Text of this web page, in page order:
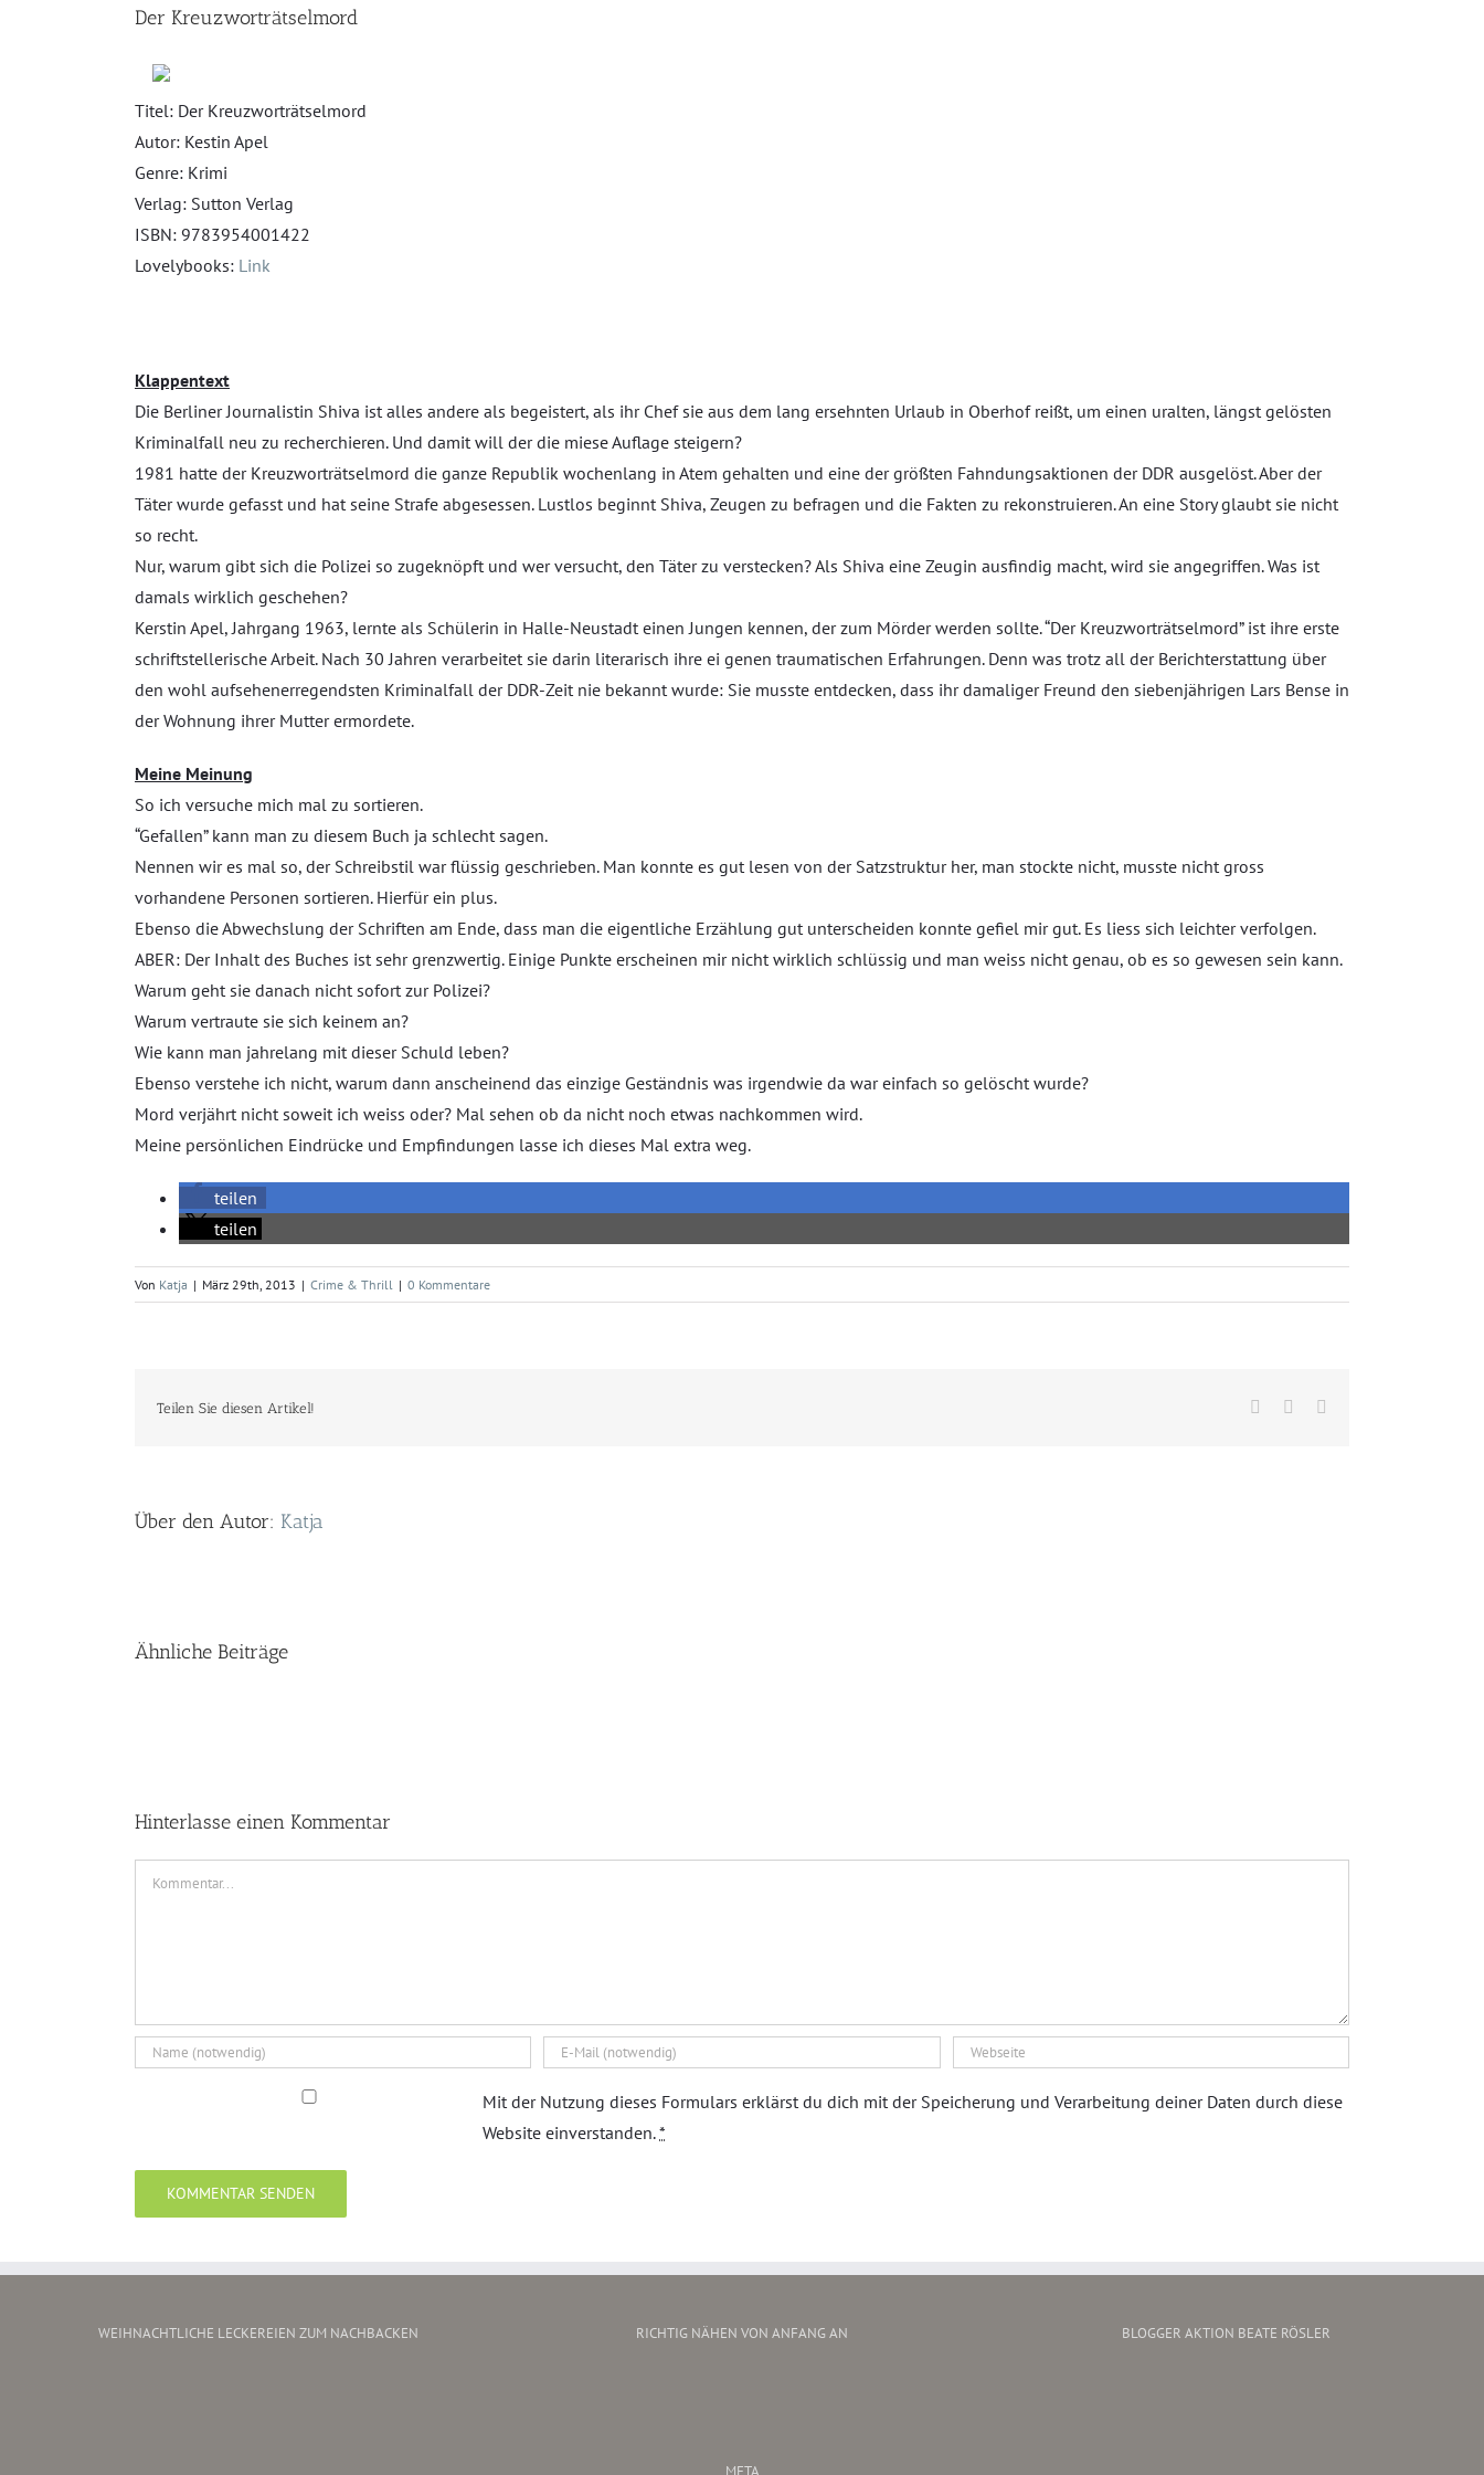
grösseres
Der Kreuzworträtselmord
Titel: Der Kreuzworträtselmord
Autor: Kestin Apel
Genre: Krimi
Verlag: Sutton Verlag
ISBN: 9783954001422
Lovelybooks: Link
Klappentext
Die Berliner Journalistin Shiva ist alles andere als begeistert, als ihr Chef sie aus dem lang ersehnten Urlaub in Oberhof reißt, um einen uralten, längst gelösten
Kriminalfall neu zu recherchieren. Und damit will der die miese Auflage steigern?
1981 hatte der Kreuzworträtselmord die ganze Republik wochenlang in Atem gehalten und eine der größten Fahndungsaktionen der DDR ausgelöst. Aber der
Täter wurde gefasst und hat seine Strafe abgesessen. Lustlos beginnt Shiva, Zeugen zu befragen und die Fakten zu rekonstruieren. An eine Story glaubt sie nicht
so recht.
Nur, warum gibt sich die Polizei so zugeknöpft und wer versucht, den Täter zu verstecken? Als Shiva eine Zeugin ausfindig macht, wird sie angegriffen. Was ist
damals wirklich geschehen?
Kerstin Apel, Jahrgang 1963, lernte als Schülerin in Halle-Neustadt einen Jungen kennen, der zum Mörder werden sollte. “Der Kreuzworträtselmord” ist ihre erste
schriftstellerische Arbeit. Nach 30 Jahren verarbeitet sie darin literarisch ihre ei genen traumatischen Erfahrungen. Denn was trotz all der Berichterstattung über
den wohl aufsehenerregendsten Kriminalfall der DDR-Zeit nie bekannt wurde: Sie musste entdecken, dass ihr damaliger Freund den siebenjährigen Lars Bense in
der Wohnung ihrer Mutter ermordete.
Meine Meinung
So ich versuche mich mal zu sortieren.
“Gefallen” kann man zu diesem Buch ja schlecht sagen.
Nennen wir es mal so, der Schreibstil war flüssig geschrieben. Man konnte es gut lesen von der Satzstruktur her, man stockte nicht, musste nicht gross
vorhandene Personen sortieren. Hierfür ein plus.
Ebenso die Abwechslung der Schriften am Ende, dass man die eigentliche Erzählung gut unterscheiden konnte gefiel mir gut. Es liess sich leichter verfolgen.
ABER: Der Inhalt des Buches ist sehr grenzwertig. Einige Punkte erscheinen mir nicht wirklich schlüssig und man weiss nicht genau, ob es so gewesen sein kann.
Warum geht sie danach nicht sofort zur Polizei?
Warum vertraute sie sich keinem an?
Wie kann man jahrelang mit dieser Schuld leben?
Ebenso verstehe ich nicht, warum dann anscheinend das einzige Geständnis was irgendwie da war einfach so gelöscht wurde?
Mord verjährt nicht soweit ich weiss oder? Mal sehen ob da nicht noch etwas nachkommen wird.
Meine persönlichen Eindrücke und Empfindungen lasse ich dieses Mal extra weg.
teilen
teilen
Von Katja | März 29th, 2013 | Crime & Thrill | 0 Kommentare
Teilen Sie diesen Artikel! Facebook
Twitter
Über den Autor: Katja
Ähnliche Beiträge
Hinterlasse einen Kommentar
Kommentar
Mit der Nutzung dieses Formulars erklärst du dich mit der Speicherung und Verarbeitung deiner Daten durch diese
Website einverstanden.*
WEIHNACHTLICHE LECKEREIEN ZUM NACHBACKEN RICHTIG NÄHEN VON ANFANG AN
META
BLOGGER AKTION BEATE RÖSLER